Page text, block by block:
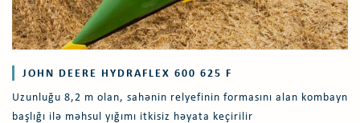
JOHN DEERE HYDRAFLEX 600 625 F
Uzunluğu 8,2 m olan, sahənin relyefinin formasını alan kombayn
başlığı ilə məhsul yığımı itkisiz həyata keçirilir